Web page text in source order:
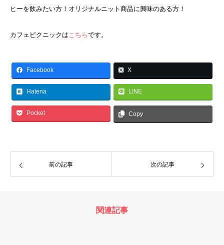
ヒーを飲みたい方！オリジナルニット商品に興味のある方！
カフェピクニックはこちらです。
Facebook X
Hatena LINE
Pocket Copy
前の記事 次の記事
関連記事